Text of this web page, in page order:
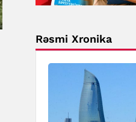
Rəsmi Xronika